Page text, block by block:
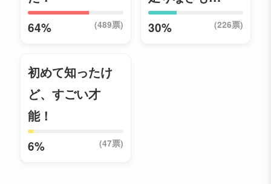
64% (489票) 30% (226票)
初めて知ったけ
ど、すごい才
能！
6% (47票)